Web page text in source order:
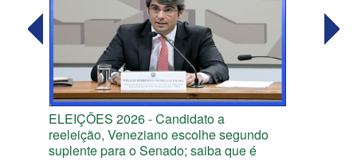
ELEIÇÕES 2026 - Candidato a
reeleição, Veneziano escolhe segundo
suplente para o Senado; saiba que é